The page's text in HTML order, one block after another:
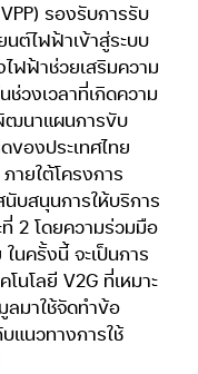
รองรับการรับ
ต์ไฟฟ้าเข้าสู่ระบบ
ฟฟ้าช่วยเสริมความ
ช่วงเวลาที่เกิดความ
ฒนาแผนการขับ
ของประเทศไทย
ภายใต้โครงการ
บสนุนการให้บริการ
2 โดยความร่วมมือ
นครั้งนี้ จะเป็นการ
นโลยี V2G ที่เหมาะ
ลมาใช้จัดทำข้อ
แนวทางการใช้